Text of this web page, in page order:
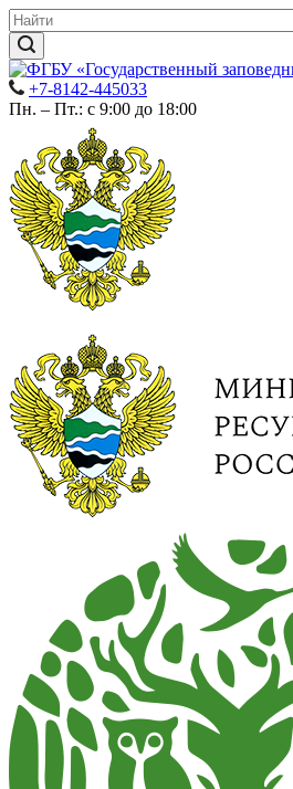
+7-8142-445033
Пн. – Пт.: с 9:00 до 18:00